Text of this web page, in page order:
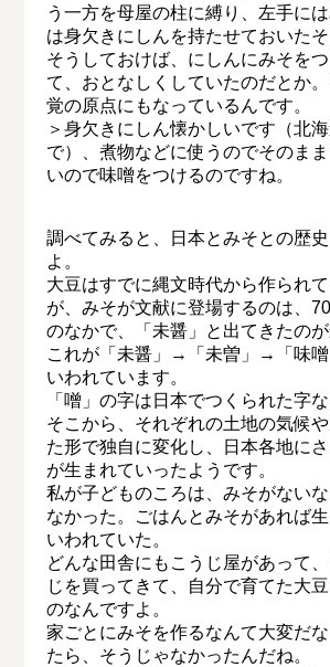
う一方を母屋の柱に縛り、左手に
は身欠きにしんを持たせておいたそ
そうしておけば、にしんにみそを
て、おとなしくしていたのだとか
覚の原点にもなっているんです。
＞身欠きにしん懐かしいです（北
で）、煮物などに使うのでそのま
いので味噌をつけるのですね。
調べてみると、日本とみそとの歴
よ。
大豆はすでに縄文時代から作られ
が、みそが文献に登場するのは、
のなかで、「未醤」と出てきたのが
これが「未醤」→「未曽」→「味噌
いわれています。
「噌」の字は日本でつくられた字な
そこから、それぞれの土地の気候
た形で独自に変化し、日本各地に
が生まれていったようです。
私が子どものころは、みそがない
なかった。ごはんとみそがあれば
いわれていた。
どんな田舎にもこうじ屋があって
じを買ってきて、自分で育てた大
のなんですよ。
家ごとにみそを作るなんて大変だ
たら、そうじゃなかったんだね。